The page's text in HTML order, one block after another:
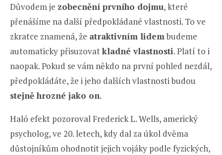
Důvodem je zobecnění prvního dojmu, které
přenášíme na další předpokládané vlastnosti. To ve
zkratce znamená, že atraktivním lidembudeme
automaticky přisuzovatkladné vlastnosti. Platí to i
naopak. Pokud se vám někdo na první pohled nezdál,
předpokládáte, že i jeho dalších vlastnosti budou
stejně hrozné jako on.
Haló efekt pozoroval Frederick L. Wells, americký
psycholog, ve 20. letech, kdy dal za úkol dvěma
důstojníkům ohodnotit jejich vojáky podle fyzických,